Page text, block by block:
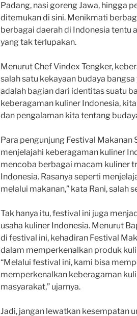
Padang, nasi goreng Jawa, hingga
ditemukan di sini. Menikmati
berbagai daerah di Indonesia tentu
yang tak terlupakan.
Menurut Chef Vindex Tengker,
salah satu kekayaan budaya
adalah bagian dari identitas suatu
keberagaman kuliner Indonesia,
dan pengalaman kita tentang
Para pengunjung Festival Makanan
menjelajahi keberagaman kuliner
mencoba berbagai macam kuliner
Indonesia. Rasanya seperti
melalui makanan,” kata Rani, salah
Tak hanya itu, festival ini juga
usaha kuliner Indonesia. Menurut
di festival ini, kehadiran Festival
dalam memperkenalkan produk
“Melalui festival ini, kami bisa
memperkenalkan keberagaman
masyarakat,” ujarnya.
Jadi, jangan lewatkan kesempatan